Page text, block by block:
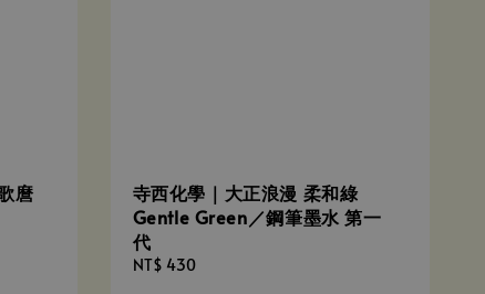
麿
寺西化學｜大正浪漫 柔和綠
Gentle Green／鋼筆墨水 第一
代
Regular
NT$ 430